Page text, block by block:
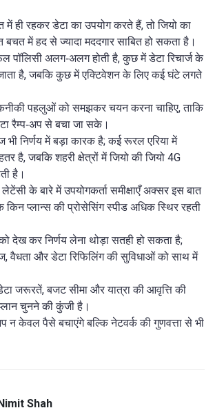
में ही रहकर डेटा का उपयोग करते हैं, तो जियो का
बचत में हद से ज्यादा मददगार साबित हो सकता है।
पॉलिसी अलग‑अलग होती है, कुछ में डेटा रिचार्ज के
है, जबकि कुछ में एक्टिवेशन के लिए कई घंटे लगते
पहलुओं को समझकर चयन करना चाहिए, ताकि
रैम्प‑अप से बचा जा सके।
भी निर्णय में बड़ा कारक है; कई रूरल एरिया में
है, जबकि शहरी क्षेत्रों में जियो की जियो 4G
है।
के बारे में उपयोगकर्ता समीक्षाएँ अक्सर इस बात
किन प्लान्स की प्रोसेसिंग स्पीड अधिक स्थिर रहती
देख कर निर्णय लेना थोड़ा सतही हो सकता है;
वैधता और डेटा रिफिलिंग की सुविधाओं को साथ में
जरूरतें, बजट सीमा और यात्रा की आवृत्ति की
चुनने की कुंजी है।
केवल पैसे बचाएंगे बल्कि नेटवर्क की गुणवत्ता से भी
Shah